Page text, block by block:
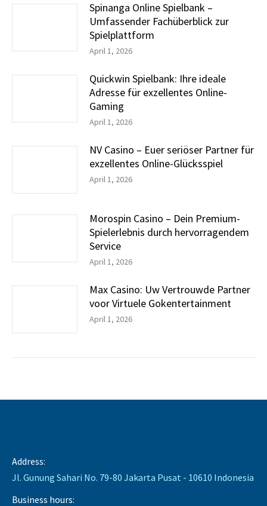
Spinanga Online Spielbank –
Umfassender Fachüberblick zur
Spielplattform
April 1, 2026
Quickwin Spielbank: Ihre ideale
Adresse für exzellentes Online-
Gaming
April 1, 2026
NV Casino – Euer seriöser Partner für
exzellentes Online-Glücksspiel
April 1, 2026
Morospin Casino – Dein Premium-
Spielerlebnis durch hervorragendem
Service
April 1, 2026
Max Casino: Uw Vertrouwde Partner
voor Virtuele Gokentertainment
April 1, 2026
Address:
Jl. Gunung Sahari No. 79-80 Jakarta Pusat - 10610 Indonesia
Business hours: